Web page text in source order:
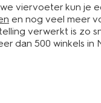
viervoeter kun je
en nog veel meer
verwerkt is zo
dan 500 winkels